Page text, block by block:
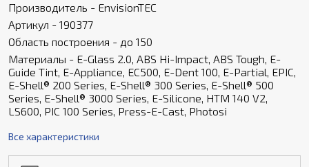
Производитель - EnvisionTEC
Артикул - 190377
Область построения - до 150
Материалы - E-Glass 2.0, ABS Hi-Impact, ABS Tough, E-
Guide Tint, E-Appliance, EC500, E-Dent 100, E-Partial, EPIC,
E-Shell® 200 Series, E-Shell® 300 Series, E-Shell® 500
Series, E-Shell® 3000 Series, E-Silicone, HTM 140 V2,
LS600, PIC 100 Series, Press-E-Cast, Photosi
Все характеристики